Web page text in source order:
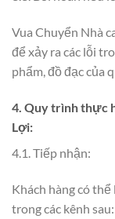
Vua Chuyển Nhà
để xảy ra các lỗi
phẩm, đồ đạc của
4. Quy trình thực
Lợi:
4.1. Tiếp nhận:
Khách hàng có
trong các kênh sau: